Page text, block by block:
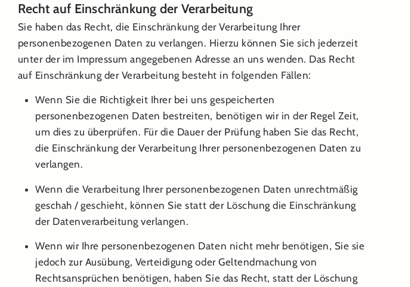
Recht auf Einschränkung der Verarbeitung
Sie haben das Recht, die Einschränkung der Verarbeitung Ihrer
personenbezogenen Daten zu verlangen. Hierzu können Sie sich jederzeit
unter der im Impressum angegebenen Adresse an uns wenden. Das Recht
auf Einschränkung der Verarbeitung besteht in folgenden Fällen:
Wenn Sie die Richtigkeit Ihrer bei uns gespeicherten
personenbezogenen Daten bestreiten, benötigen wir in der Regel Zeit,
um dies zu überprüfen. Für die Dauer der Prüfung haben Sie das Recht,
die Einschränkung der Verarbeitung Ihrer personenbezogenen Daten zu
verlangen.
Wenn die Verarbeitung Ihrer personenbezogenen Daten unrechtmäßig
geschah / geschieht, können Sie statt der Löschung die Einschränkung
der Datenverarbeitung verlangen.
Wenn wir Ihre personenbezogenen Daten nicht mehr benötigen, Sie sie
jedoch zur Ausübung, Verteidigung oder Geltendmachung von
Rechtsansprüchen benötigen, haben Sie das Recht, statt der Löschung